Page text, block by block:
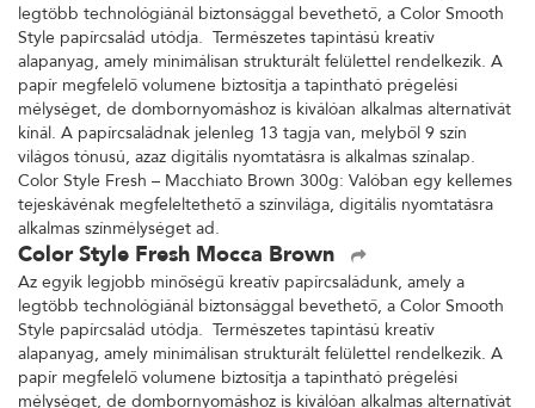
legtöbb technológiánál biztonsággal bevethető, a Color Smooth
Style papírcsalád utódja. Természetes tapintású kreatív
alapanyag, amely minimálisan strukturált felülettel rendelkezik. A
papír megfelelő volumene biztosítja a tapintható prégelési
mélységet, de dombornyomáshoz is kiválóan alkalmas alternatívát
kínál. A papírcsaládnak jelenleg 13 tagja van, melyből 9 szín
világos tónusú, azaz digitális nyomtatásra is alkalmas színalap.
Color Style Fresh – Macchiato Brown 300g: Valóban egy kellemes
tejeskávénak megfeleltethető a színvilága, digitális nyomtatásra
alkalmas színmélységet ad.
Color Style Fresh Mocca Brown
Az egyik legjobb minőségű kreatív papírcsaládunk, amely a
legtöbb technológiánál biztonsággal bevethető, a Color Smooth
Style papírcsalád utódja. Természetes tapintású kreatív
alapanyag, amely minimálisan strukturált felülettel rendelkezik. A
papír megfelelő volumene biztosítja a tapintható prégelési
mélységet, de dombornyomáshoz is kiválóan alkalmas alternatívát